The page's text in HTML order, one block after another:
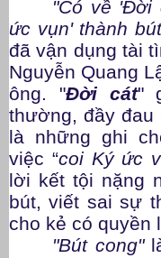
"Có về 'Đời
ức vụn' thành
đã vận dụng tài
Nguyễn Quang
ông. "Đời cát"
thường, đầy đau
là những ghi
việc “coi Ký ức
lời kết tội nặng
bút, viết sai sự
cho kẻ có quyền
"Bút cong"